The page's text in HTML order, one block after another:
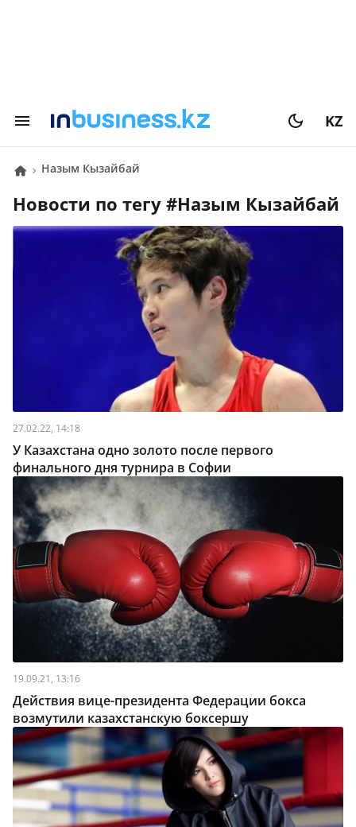
KZ
Назым Кызайбай
Новости по тегу # Назым Кызайбай
27.02.22, 14:18
У Казахстана одно золото после первого
финального дня турнира в Софии
19.09.21, 13:16
Действия вице-президента Федерации бокса
возмутили казахстанскую боксершу